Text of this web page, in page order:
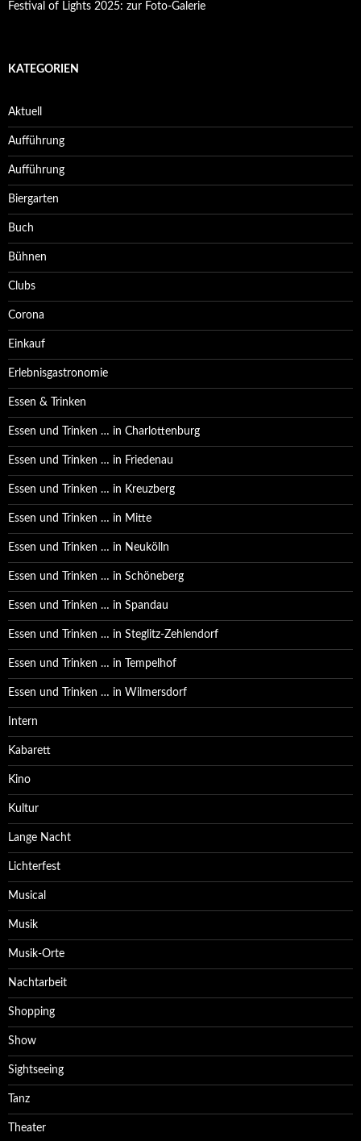
Festival of Lights 2025: zur Foto-Galerie
KATEGORIEN
Aktuell
Aufführung
Aufführung
Biergarten
Buch
Bühnen
Clubs
Corona
Einkauf
Erlebnisgastronomie
Essen & Trinken
Essen und Trinken … in Charlottenburg
Essen und Trinken … in Friedenau
Essen und Trinken … in Kreuzberg
Essen und Trinken … in Mitte
Essen und Trinken … in Neukölln
Essen und Trinken … in Schöneberg
Essen und Trinken … in Spandau
Essen und Trinken … in Steglitz-Zehlendorf
Essen und Trinken … in Tempelhof
Essen und Trinken … in Wilmersdorf
Intern
Kabarett
Kino
Kultur
Lange Nacht
Lichterfest
Musical
Musik
Musik-Orte
Nachtarbeit
Shopping
Show
Sightseeing
Tanz
Theater